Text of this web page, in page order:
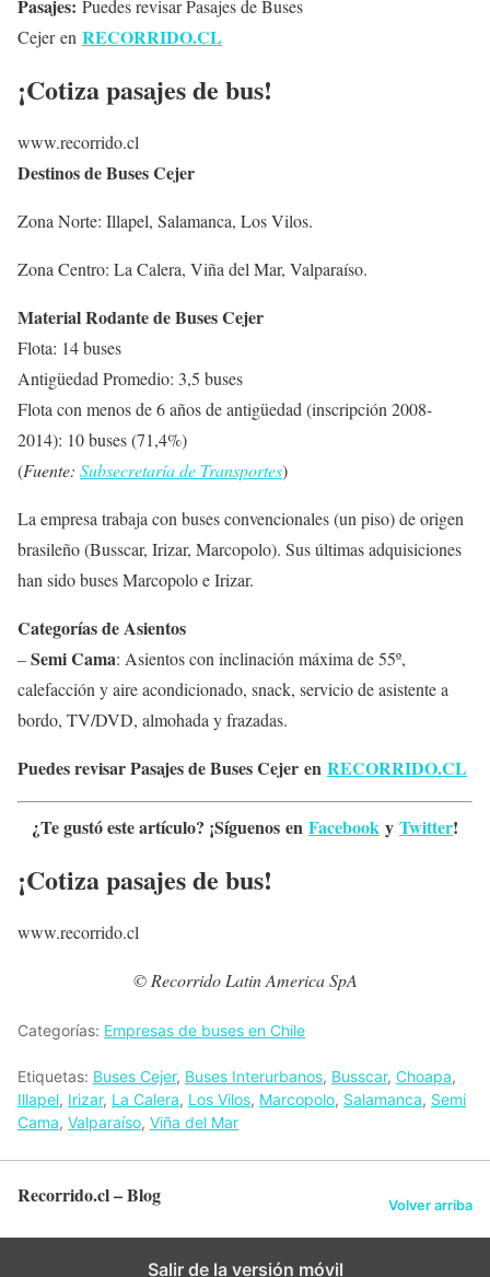
Pasajes: Puedes revisar Pasajes de Buses
Cejer en RECORRIDO.CL
¡Cotiza pasajes de bus!
www.recorrido.cl
Destinos de Buses Cejer
Zona Norte: Illapel, Salamanca, Los Vilos.
Zona Centro: La Calera, Viña del Mar, Valparaíso.
Material Rodante de Buses Cejer
Flota: 14 buses
Antigüedad Promedio: 3,5 buses
Flota con menos de 6 años de antigüedad (inscripción 2008-
2014): 10 buses (71,4%)
(Fuente: Subsecretaría de Transportes)
La empresa trabaja con buses convencionales (un piso) de origen
brasileño (Busscar, Irizar, Marcopolo). Sus últimas adquisiciones
han sido buses Marcopolo e Irizar.
Categorías de Asientos
–Semi Cama: Asientos con inclinación máxima de 55º,
calefacción y aire acondicionado, snack, servicio de asistente a
bordo, TV/DVD, almohada y frazadas.
Puedes revisar Pasajes de Buses Cejer en RECORRIDO.CL
¿Te gustó este artículo? ¡Síguenos en Facebook y Twitter!
¡Cotiza pasajes de bus!
www.recorrido.cl
© Recorrido Latin America SpA
Categorías: Empresas de buses en Chile
Etiquetas: Buses Cejer, Buses Interurbanos, Busscar, Choapa,
Illapel, Irizar, La Calera, Los Vilos, Marcopolo, Salamanca, Semi
Cama, Valparaíso, Viña del Mar
Recorrido.cl – Blog Volver arriba
Salir de la versión móvil